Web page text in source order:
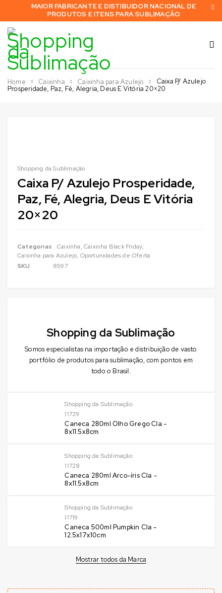
MAIOR FABRICANTE E DISTIBUIDOR NACIONAL DE
PRODUTOS E ITENS PARA SUBLIMAÇÃO
Home Caixinha Caixinha para Azulejo
Caixa P/ Azulejo
Prosperidade, Paz, Fé, Alegria, Deus E Vitória 20×20
Shopping da Sublimação
Somos especialistas na importação e distribuição de vasto
portfólio de produtos para sublimação, com pontos em
todo o Brasil.
Shopping da Sublimação
11729
Caneca 280ml Olho Grego Cla -
8x11.5x8cm
Shopping da Sublimação
11728
Caneca 280ml Arco-íris Cla -
8x11.5x8cm
Shopping da Sublimação
11719
Caneca 500ml Pumpkin Cla -
12.5x17x10cm
Mostrar todos da Marca
Shopping da Sublimação
Caixa P/ Azulejo Prosperidade,
Paz, Fé, Alegria, Deus E Vitória
20×20
Categorias Caixinha,Caixinha Black Friday,
Caixinha para Azulejo, Oportunidades de Oferta
SKU
8597